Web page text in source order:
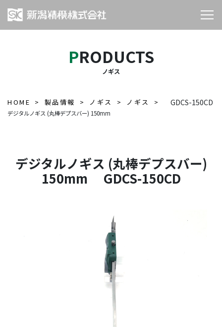
PRODUCTS
ノギス
HOME 製品情報 ノギス ノギス
デジタルノギス (丸棒デプスバー) 150mm
GDCS-150CD
デジタルノギス (丸棒デプスバー)
150mm GDCS-150CD